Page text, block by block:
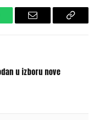
Email
Copy
u izboru nove